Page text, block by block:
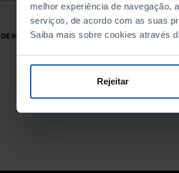
melhor experiência de navegação,
serviços, de acordo com as suas
Saiba mais sobre cookies através
Rejeitar
DE INÍCIO